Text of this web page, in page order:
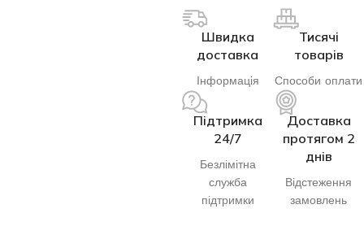
Швидка
доставка
Інформація
Тисячі
товарів
Способи оплати
Підтримка
24/7
Безлімітна
служба
підтримки
Доставка
протягом 2
днів
Відстеження
замовлень